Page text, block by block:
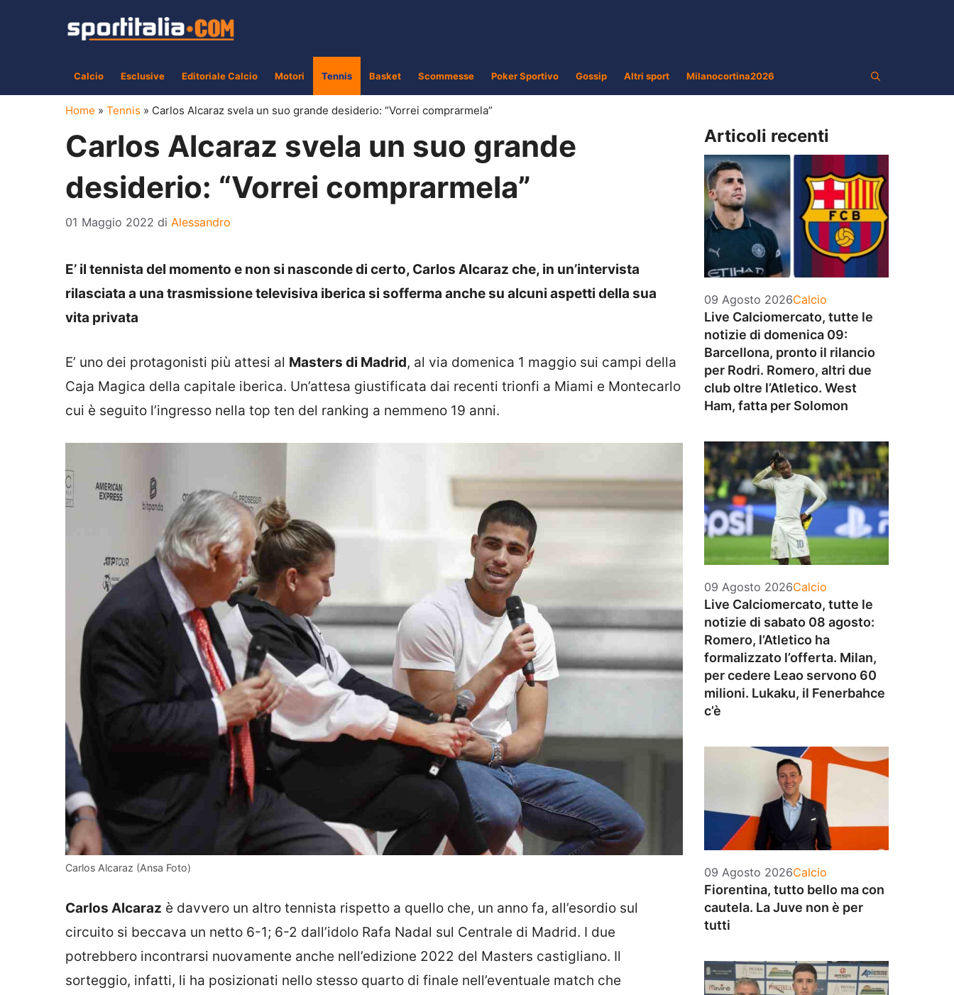
Calcio Esclusive Editoriale Calcio Motori Tennis Basket Scommesse Poker Sportivo Gossip Altri sport Milanocortina2026
Home » Tennis » Carlos Alcaraz svela un suo grande desiderio: “Vorrei comprarmela”
Carlos Alcaraz svela un suo grande
desiderio: “Vorrei comprarmela”
01 Maggio 2022 di Alessandro
E’ il tennista del momento e non si nasconde di certo, Carlos Alcaraz che, in un’intervista
rilasciata a una trasmissione televisiva iberica si sofferma anche su alcuni aspetti della sua
vita privata
E’ uno dei protagonisti più attesi al Masters di Madrid, al via domenica 1 maggio sui campi della
Caja Magica della capitale iberica. Un’attesa giustificata dai recenti trionfi a Miami e Montecarlo
cui è seguito l’ingresso nella top ten del ranking a nemmeno 19 anni.
Carlos Alcaraz (Ansa Foto)
Carlos Alcaraz è davvero un altro tennista rispetto a quello che, un anno fa, all’esordio sul
circuito si beccava un netto 6-1; 6-2 dall’idolo Rafa Nadal sul Centrale di Madrid. I due
potrebbero incontrarsi nuovamente anche nell’edizione 2022 del Masters castigliano. Il
sorteggio, infatti, li ha posizionati nello stesso quarto di finale nell’eventuale match che
Articoli recenti
09 Agosto 2026Categorie
Calcio
Live Calciomercato, tutte le
notizie di domenica 09:
Barcellona, pronto il rilancio
per Rodri. Romero, altri due
club oltre l’Atletico. West
Ham, fatta per Solomon
09 Agosto 2026Categorie
Calcio
Live Calciomercato, tutte le
notizie di sabato 08 agosto:
Romero, l’Atletico ha
formalizzato l’offerta. Milan,
per cedere Leao servono 60
milioni. Lukaku, il Fenerbahce
c’è
09 Agosto 2026Categorie
Calcio
Fiorentina, tutto bello ma con
cautela. La Juve non è per
tutti